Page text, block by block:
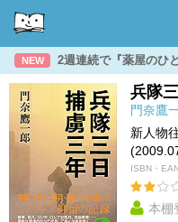
NEW 2週連続で『薬屋のひ
兵隊
門奈鷹
新人物
ISBN・
本棚